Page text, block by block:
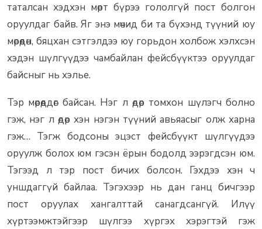
таталсан хэдхэн мөрт бүрээ гололгүй пост болгон
оруулдаг байв. Яг энэ мөчид би та бүхэнд түүний юу
мөрөөдөн, бяцхан сэтгэлдээ юу горьдон холбож хэлхсэн
хэдэн шүлгүүдээ чамбайлан фейсбүүктээ оруулдаг
байсныг нь хэлье.
Тэр мөрөөддөг байсан. Нэг л өдөр томхон шүлэгч болно
гэж, нэг л өдөр хэн нэгэн түүний авьяасыг олж харна
гэж… Тэгж бодсоны эцэст фейсбүүкт шүлгүүдээ
оруулж болох юм гэсэн ёрын бодолд ээрэгдсэн юм.
Тэгээд л тэр пост бичих болсон. Гэхдээ хэн ч
уншдаггүй байлаа. Тэгэхээр нь дан ганц бичгээр
пост оруулах хангалттай санагдсангүй. Илүү
хүртээмжтэйгээр шүлгээ хүргэх хэрэгтэй гэж